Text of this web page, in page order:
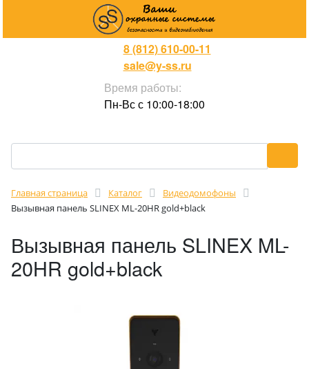
8 (812) 610-00-11
sale@y-ss.ru
Время работы:
Пн-Вс с 10:00-18:00
Главная страница Каталог
Видеодомофоны
Вызывная панель SLINEX ML-20HR gold+black
Вызывная панель SLINEX ML-
20HR gold+black